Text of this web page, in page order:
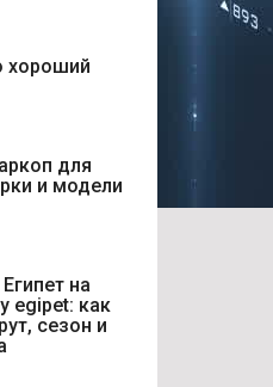
хороший
для
и модели
на
egipet: как
сезон и